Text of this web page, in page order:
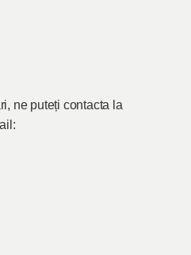
ne puteți contacta la